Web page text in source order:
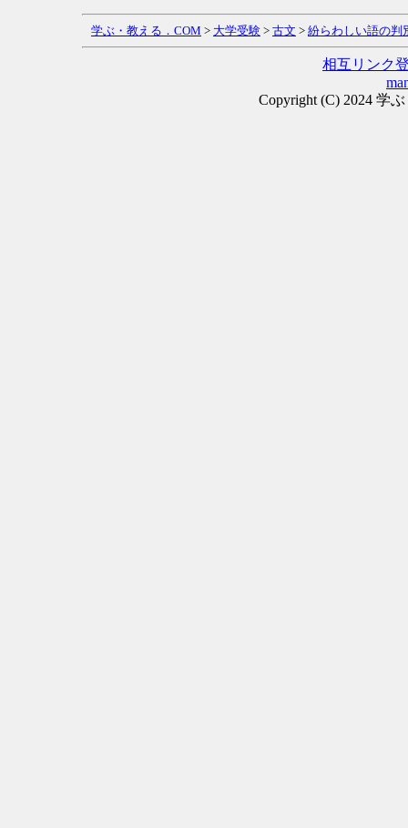
学ぶ・教える．COM > 大学受験 > 古文 > 紛らわしい語の判
相互リンク
Copyright (C) 2024 学